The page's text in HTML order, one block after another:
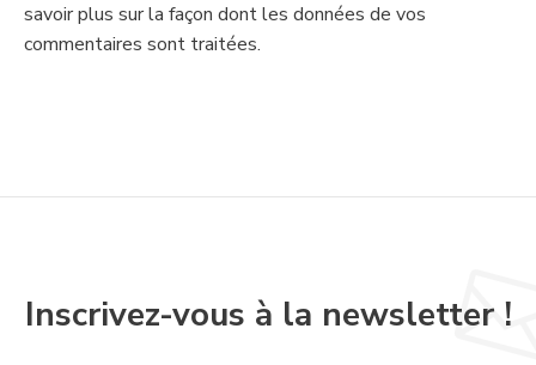
savoir plus sur la façon dont les données de vos
commentaires sont traitées.
Inscrivez-vous à la newsletter !